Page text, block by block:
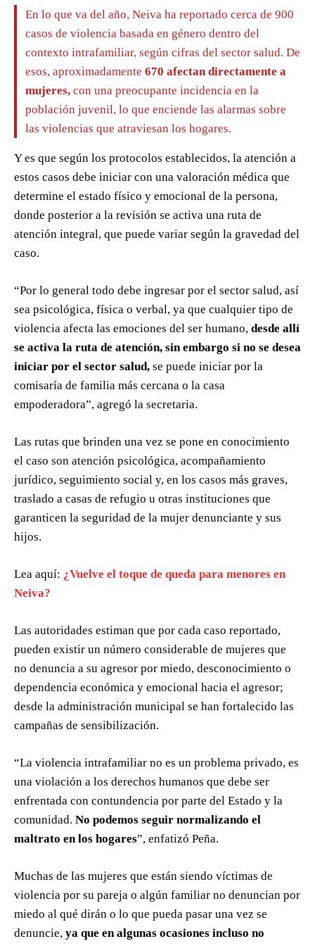
En lo que va del año, Neiva ha reportado cerca de 900
casos de violencia basada en género dentro del
contexto intrafamiliar, según cifras del sector salud. De
esos, aproximadamente 670 afectan directamente a
mujeres, con una preocupante incidencia en la
población juvenil, lo que enciende las alarmas sobre
las violencias que atraviesan los hogares.
Y es que según los protocolos establecidos, la atención a
estos casos debe iniciar con una valoración médica que
determine el estado físico y emocional de la persona,
donde posterior a la revisión se activa una ruta de
atención integral, que puede variar según la gravedad del
caso.
“Por lo general todo debe ingresar por el sector salud, así
sea psicológica, física o verbal, ya que cualquier tipo de
violencia afecta las emociones del ser humano, desde allí
se activa la ruta de atención, sin embargo si no se desea
iniciar por el sector salud, se puede iniciar por la
comisaría de familia más cercana o la casa
empoderadora”, agregó la secretaria.
Las rutas que brinden una vez se pone en conocimiento
el caso son atención psicológica, acompañamiento
jurídico, seguimiento social y, en los casos más graves,
traslado a casas de refugio u otras instituciones que
garanticen la seguridad de la mujer denunciante y sus
hijos.
Lea aquí: ¿Vuelve el toque de queda para menores en
Neiva?
Las autoridades estiman que por cada caso reportado,
pueden existir un número considerable de mujeres que
no denuncia a su agresor por miedo, desconocimiento o
dependencia económica y emocional hacia el agresor;
desde la administración municipal se han fortalecido las
campañas de sensibilización.
“La violencia intrafamiliar no es un problema privado, es
una violación a los derechos humanos que debe ser
enfrentada con contundencia por parte del Estado y la
comunidad. No podemos seguir normalizando el
maltrato en los hogares”, enfatizó Peña.
Muchas de las mujeres que están siendo víctimas de
violencia por su pareja o algún familiar no denuncian por
miedo al qué dirán o lo que pueda pasar una vez se
denuncie, ya que en algunas ocasiones incluso no